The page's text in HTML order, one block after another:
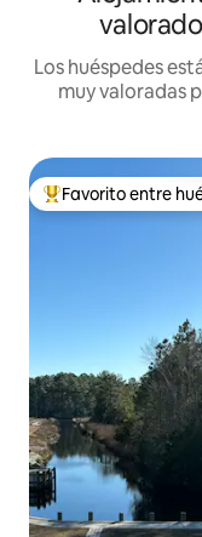
Los huéspedes
muy valoradas
Favorito entre
Favorito entre